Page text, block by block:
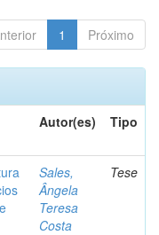
1 Próximo
Autor(es) Tipo
Sales,
Ângela
Teresa
Costa
Tese